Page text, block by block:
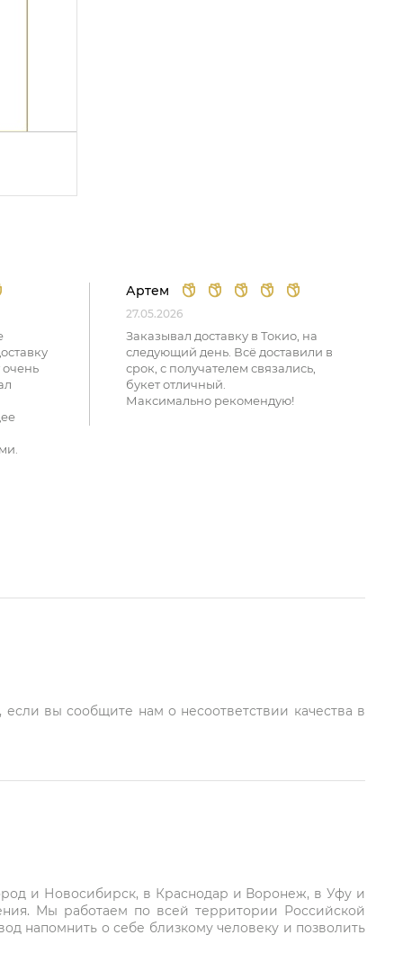
Артем
27.05.2026
Заказывал доставку в Токио, на
следующий день. Всё доставили в
срок, с получателем связались,
букет отличный.
Максимально рекомендую!
вы сообщите нам о несоответствии качества в
и Новосибирск, в Краснодар и Воронеж, в Уфу и
Мы работаем по всей территории Российской
напомнить о себе близкому человеку и позволить